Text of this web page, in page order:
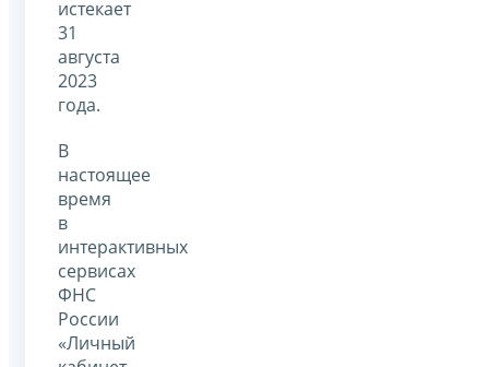
истекает
31
августа
2023
года.
В
настоящее
время
в
интерактивных
сервисах
ФНС
России
«Личный